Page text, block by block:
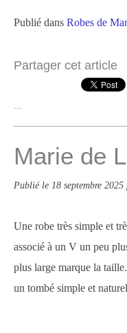
Publié dans Robes de
Partager cet article
Marie de
Publié le 18 septembre 2025
Une robe très simple et
associé à un V un peu
plus large marque la
un tombé simple et